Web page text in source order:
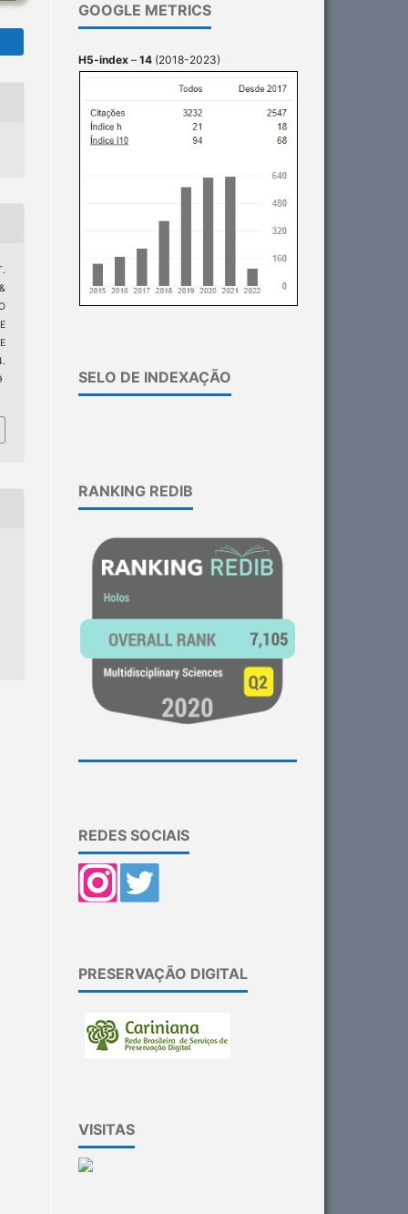
GOOGLE METRICS
H5-index – 14 (2018-2023)
SELO DE INDEXAÇÃO
RANKING REDIB
REDES SOCIAIS
PRESERVAÇÃO DIGITAL
VISITAS